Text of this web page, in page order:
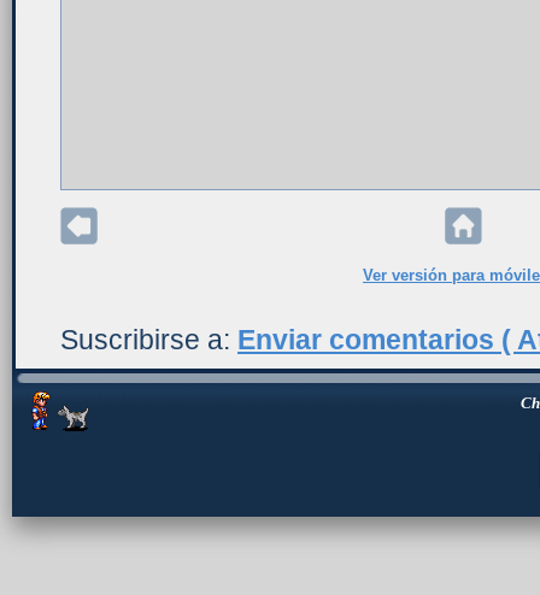
Ver versión para
Suscribirse a: Enviar comentarios (